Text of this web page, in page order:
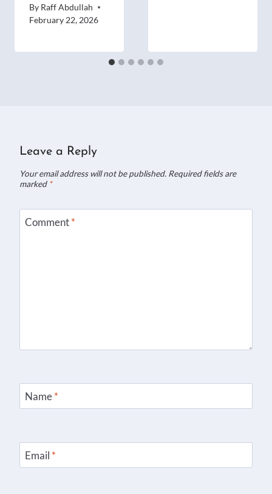
By Raff Abdullah
February 22, 2026
Leave a Reply
Your email address will not be published. Required fields are
marked *
Comment*
Name*
Email *